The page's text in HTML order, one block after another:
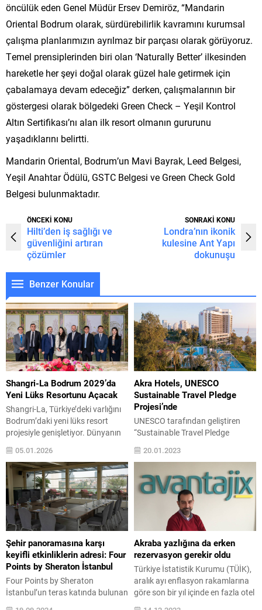
öncülük eden Genel Müdür Ersev Demiröz, “Mandarin
Oriental Bodrum olarak, sürdürebilirlik kavramını kurumsal
çalışma planlarımızın ayrılmaz bir parçası olarak görüyoruz.
Temel prensiplerinden biri olan ‘Naturally Better’ ilkesinden
hareketle her şeyi doğal olarak güzel hale getirmek için
çabalamaya devam edeceğiz” derken, çalışmalarının bir
göstergesi olarak bölgedeki Green Check – Yeşil Kontrol
Altın Sertifikası’nı alan ilk resort olmanın gururunu
yaşadıklarını belirtti.
Mandarin Oriental, Bodrum’un Mavi Bayrak, Leed Belgesi,
Yeşil Anahtar Ödülü, GSTC Belgesi ve Green Check Gold
Belgesi bulunmaktadır.
ÖNCEKİ KONU
Hilti’den iş sağlığı ve
güvenliğini artıran
çözümler
SONRAKİ KONU
Londra’nın ikonik
kulesine Ant Yapı
dokunuşu
Benzer Konular
Shangri-La Bodrum 2029’da
Yeni Lüks Resortunu Açacak
Shangri-La, Türkiye’deki varlığını
Bodrum’daki yeni lüks resort
projesiyle genişletiyor. Dünyanın
en prestijli lüks
destinasyonlarından biri olan
Bodrum’da, Shangri-La’nın
küresel ayak izini artıracak ikonik
resort projesi için imzalar atıldı.
Shangri-La Bodrum’un 2029
yılında açılması planlanıyor.
Shangri-La Group, United Bodrum
Turizm A.Ş. ile Bodrum’da yeni bir
lüks resortun yönetimi için
anlaşma imzaladı....
05.01.2026
Akra Hotels, UNESCO
Sustainable Travel Pledge
Projesi’nde
UNESCO tarafından geliştiren
“Sustainable Travel Pledge
Projesi”, sürdürülebilir turizmi
teşvik etmeyi ve oluşabilecek
sonrasında en çok etkilenecek
sektörlerden birisi olan turizmin
üzerindeki olumsuz etkileri en aza
indirmeyi amaçlayan küresel bir
girişimdir. Akra Hotels bünyesinde
yer alan; Akra, Akra V, Akra
Sorgun, Akra Kemer, Akra Fethiye
ve...
20.01.2023
Şehir panoramasına karşı
keyifli etkinliklerin adresi: Four
Points by Sheraton İstanbul
Four Points by Sheraton
İstanbul’un teras katında bulunan
salonu, eğlenceli buluşmalardan
Akraba yazlığına da erken
rezervasyon gerekir oldu
Türkiye İstatistik Kurumu (TÜİK),
aralık ayı enflasyon rakamlarına
göre son bir yıl içinde en fazla otel
ve lokanta fiyatları arttı. Otel ve